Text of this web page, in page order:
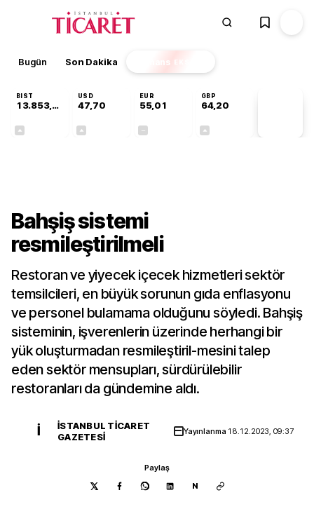
Bugün Son Dakika Finans EKSTRA
BIST
13.853,69
USD
47,70
EUR
55,01
GBP
64,20
Bahşiş sistemi
resmileştirilmeli
Restoran ve yiyecek içecek hizmetleri sektör
temsilcileri, en büyük sorunun gıda enflasyonu
ve personel bulamama olduğunu söyledi. Bahşiş
sisteminin, işverenlerin üzerinde herhangi bir
yük oluşturmadan resmileştiril-mesini talep
eden sektör mensupları, sürdürülebilir
restoranları da gündemine aldı.
İ
İSTANBUL TICARET
GAZETESI
Yayınlanma 18.12.2023, 09:37
Paylaş
N